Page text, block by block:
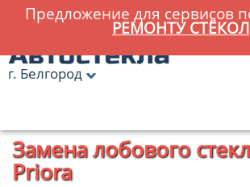
Предложение для сервисов
РЕМОНТУ СТЁКОЛ
г. Белгород
Замена лобового
Priora